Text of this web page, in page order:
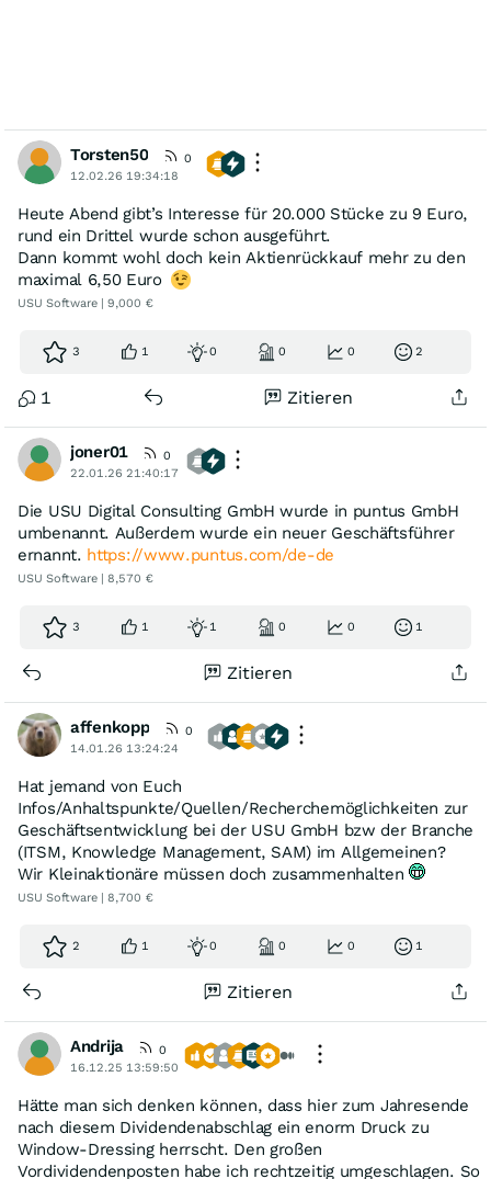
Torsten50
0
12.02.26 19:34:18
Heute Abend gibt’s Interesse für 20.000 Stücke zu 9 Euro,
rund ein Drittel wurde schon ausgeführt.
Dann kommt wohl doch kein Aktienrückkauf mehr zu den
maximal 6,50 Euro
USU Software | 9,000 €
3 1 0 0 0 2
1 Zitieren
joner01
0
22.01.26 21:40:17
Die USU Digital Consulting GmbH wurde in puntus GmbH
umbenannt. Außerdem wurde ein neuer Geschäftsführer
ernannt. https://www.puntus.com/de-de
USU Software | 8,570 €
3 1 1 0 0 1
Zitieren
affenkopp
0
14.01.26 13:24:24
Hat jemand von Euch
Infos/Anhaltspunkte/Quellen/Recherchemöglichkeiten zur
Geschäftsentwicklung bei der USU GmbH bzw der Branche
(ITSM, Knowledge Management, SAM) im Allgemeinen?
Wir Kleinaktionäre müssen doch zusammenhalten
USU Software | 8,700 €
2 1 0 0 0 1
Zitieren
Andrija
0
16.12.25 13:59:50
Hätte man sich denken können, dass hier zum Jahresende
nach diesem Dividendenabschlag ein enorm Druck zu
Window-Dressing herrscht. Den großen
Vordividendenposten habe ich rechtzeitig umgeschlagen. So